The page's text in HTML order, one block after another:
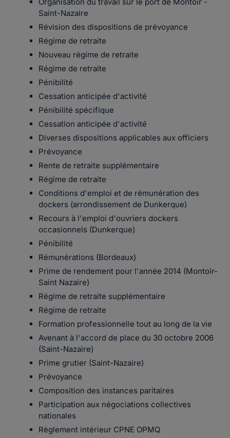
Saint-Nazaire
Révision des dispositions de prévoyance
Régime de retraite
Nouveau régime de retraite
Régime de retraite
Pénibilité
Cessation anticipée d'activité
Pénibilité spécifique
Cessation anticipée d'activité
Diverses dispositions applicables aux officiers
Prévoyance
Rente de retraite supplémentaire
Régime de retraite
Conditions d'emploi et de rémunération des
dockers (arrondissement de Dunkerque)
Recours à l'emploi d'ouvriers dockers
occasionnels (Dunkerque)
Pénibilité
Rémunérations (Bordeaux)
Prime de rendement pour l'année 2014 (Montoir-
Saint Nazaire)
Régime de retraite supplémentaire
Régime de retraite
Formation professionnelle tout au long de la vie
Avenant à l'accord de place du 30 octobre 2006
(Saint-Nazaire)
Prime grutier (Saint-Nazaire)
Prévoyance
Composition des instances paritaires
Participation aux négociations collectives
nationales
Règlement intérieur CPNE OPMQ